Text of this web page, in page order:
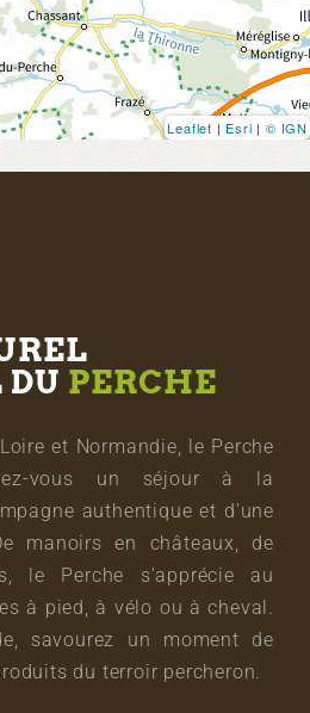
Leaflet | Esri | © IGN
PERCHE
et Normandie, le Perche
vous un séjour à la
authentique et d’une
manoirs en châteaux, de
le Perche s’apprécie au
à pied, à vélo ou à cheval.
savourez un moment de
du terroir percheron.